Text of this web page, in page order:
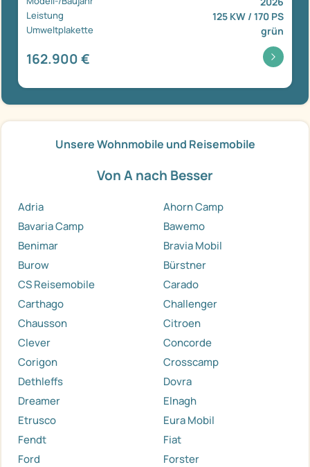
Leistung 125 KW / 170 PS
Umweltplakette grün
162.900 €
Unsere Wohnmobile und Reisemobile
Von A nach Besser
Adria
Ahorn Camp
Bavaria Camp
Bawemo
Benimar
Bravia Mobil
Burow
Bürstner
CS Reisemobile
Carado
Carthago
Challenger
Chausson
Citroen
Clever
Concorde
Corigon
Crosscamp
Dethleffs
Dovra
Dreamer
Elnagh
Etrusco
Eura Mobil
Fendt
Fiat
Ford
Forster